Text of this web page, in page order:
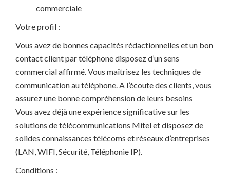
commerciale
Votre profil :
Vous avez de bonnes capacités rédactionnelles et un bon
contact client par téléphone disposez d’un sens
commercial affirmé. Vous maîtrisez les techniques de
communication au téléphone. A l’écoute des clients, vous
assurez une bonne compréhension de leurs besoins
Vous avez déjà une expérience significative sur les
solutions de télécommunications Mitel et disposez de
solides connaissances télécoms et réseaux d’entreprises
(LAN, WIFI, Sécurité, Téléphonie IP).
Conditions :